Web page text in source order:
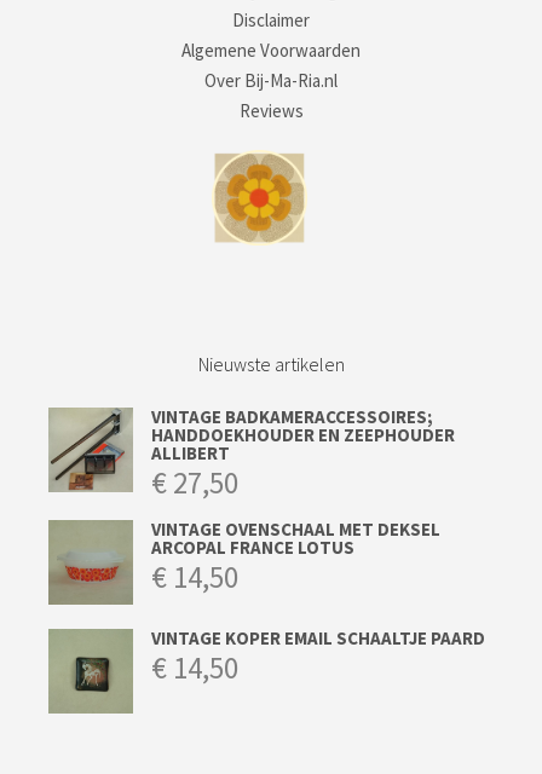
Disclaimer
Algemene Voorwaarden
Over Bij-Ma-Ria.nl
Reviews
Nieuwste artikelen
VINTAGE BADKAMERACCESSOIRES;
HANDDOEKHOUDER EN ZEEPHOUDER
ALLIBERT
€27,50
VINTAGE OVENSCHAAL MET DEKSEL
ARCOPAL FRANCE LOTUS
€ 14,50
VINTAGE KOPER EMAIL SCHAALTJE PAARD
€ 14,50